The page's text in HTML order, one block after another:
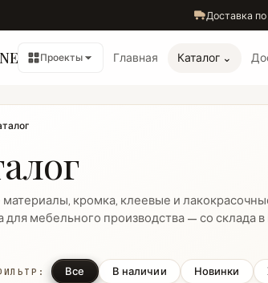
Доставка
Проекты Главная Каталог ⌄
кромка, клеевые и
для мебельного производства — со склада
Все В наличии Новинки